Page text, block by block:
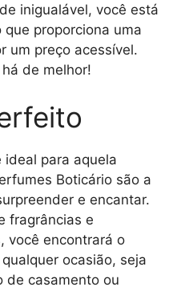
inigualável, você está
proporciona uma
um preço acessível.
de melhor!
ideal para aquela
Boticário são a
e encantar.
fragrâncias e
você encontrará o
ocasião, seja
de casamento ou